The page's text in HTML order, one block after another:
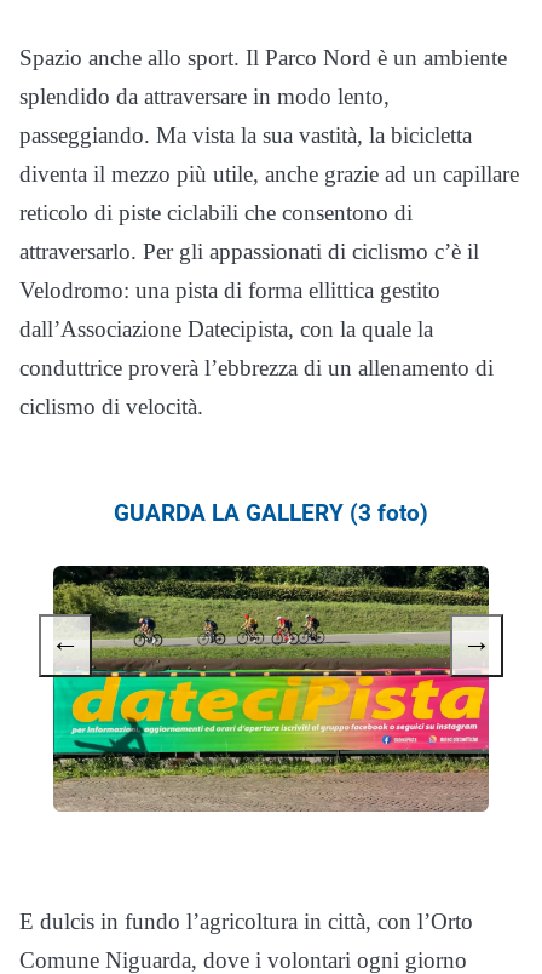
Spazio anche allo sport. Il Parco Nord è un ambiente
splendido da attraversare in modo lento,
passeggiando. Ma vista la sua vastità, la bicicletta
diventa il mezzo più utile, anche grazie ad un capillare
reticolo di piste ciclabili che consentono di
attraversarlo. Per gli appassionati di ciclismo c’è il
Velodromo: una pista di forma ellittica gestito
dall’Associazione Datecipista, con la quale la
conduttrice proverà l’ebbrezza di un allenamento di
ciclismo di velocità.
GUARDA LA GALLERY (3 foto)
← →
E dulcis in fundo l’agricoltura in città, con l’Orto
Comune Niguarda, dove i volontari ogni giorno